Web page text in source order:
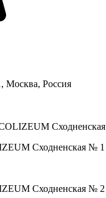
Москва, Россия
Сходненская